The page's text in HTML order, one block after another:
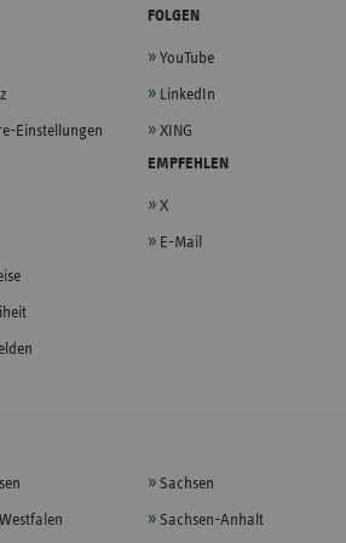
Einstellungen
FOLGEN
YouTube
LinkedIn
XING
EMPFEHLEN
X
E-Mail
Sachsen
Sachsen-Anhalt